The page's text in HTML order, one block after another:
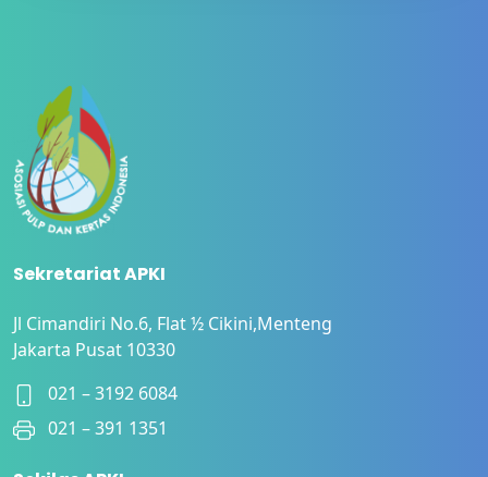
Sekretariat APKI
Jl Cimandiri No.6, Flat ½ Cikini,Menteng
Jakarta Pusat 10330
021 – 3192 6084
021 – 391 1351